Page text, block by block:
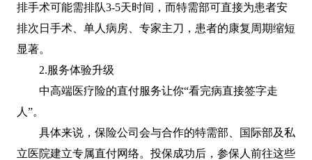
排手术可能需排队3-5天时间，而特需部可直接为患者安
排次日手术、单人病房、专家主刀，患者的康复周期缩短
显著。
2.服务体验升级
中高端医疗险的直付服务让你“看完病直接签字走
人”。
具体来说，保险公司会与合作的特需部、国际部及私
立医院建立专属直付网络。投保成功后，参保人前往这些